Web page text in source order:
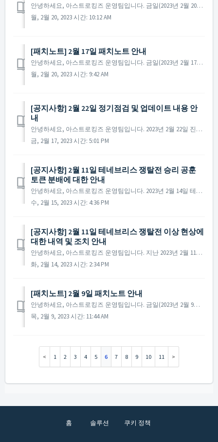
안녕하세요, 아스트로킹즈 운영팀입니다. 금일(2023년 2월 20일) 진행된 패치노트에 대해 안내해 드립니다. ▶ 2023년 2월 20일 패치노트 안내 - '크룩스 유령 함대 등장' 이벤트의 시작 시간이 비정상적으로 표시되던 현상이 ...
월, 2월 20, 2023 시간: 10:12 AM
​[패치노트] 2월 17일 패치노트 안내
안녕하세요, 아스트로킹즈 운영팀입니다. 금일(2023년 2월 17일) 진행된 패치노트에 대해 안내해 드립니다. ▶ 2023년 2월 17일 패치노트 안내 - 특정 이벤트의 정보가 일부 상황에서 노출되지 않는 현상이 수정되었습니다. ※ ...
월, 2월 20, 2023 시간: 9:42 AM
[공지사항] 2월 22일 정기점검 및 업데이트 내용 안
내
안녕하세요, 아스트로킹즈 운영팀입니다. 2023년 2월 22일 진행될 정기점검과 업데이트 내용에 대해 안내해 드립니다. ※ 해당 공지는 사전 공지이기에 일부 내용이 변경될 수 있으며, 변경 시 미리 공지를 통해 안내해 드릴 예정입니다. ▶ 2023년 2...
금, 2월 17, 2023 시간: 5:01 PM
[공지사항] 2월 11일 테네브리스 쟁탈전 승리 공훈
토큰 분배에 대한 안내
안녕하세요, 아스트로킹즈 운영팀입니다. 2023년 2월 14일 테네브리스의 초기화 과정에서 '테네브리스 쟁탈전 승리 공훈 토큰' 아이템의 분배가 완료되지 않은 채 초기화가 진행된 연맹이 있는 것이 확인되었습니다. 2023년 2월 11일 테네브리스...
수, 2월 15, 2023 시간: 4:36 PM
[공지사항] 2월 11일 테네브리스 쟁탈전 이상 현상에
대한 내역 및 조치 안내
안녕하세요, 아스트로킹즈 운영팀입니다. 지난 2023년 2월 11일 진행된 테네브리스 쟁탈전 중 일부 이상 내역이 있었던 것으로 확인되었습니다. 해당 부분에 대해서는 전체 서버를 대상으로 확인 작업을 진행하였으며, 상세 내역을 확인하면서 조치가 늦어진 점 사과드립니...
화, 2월 14, 2023 시간: 2:34 PM
​[패치노트] 2월 9일 패치노트 안내
안녕하세요, 아스트로킹즈 운영팀입니다. 금일(2023년 2월 9일) 진행된 패치노트에 대해 안내해 드립니다. ▶ 2022년 2월 9일 패치노트 안내 - 특정 패키지의 이미지가 수정됐습니다. ※ 참고사항 - 해당 현상이 나타나는 ...
목, 2월 9, 2023 시간: 11:44 AM
1 2 3 4 5 6 7 8 9 10 11
홈 솔루션 쿠키 정책